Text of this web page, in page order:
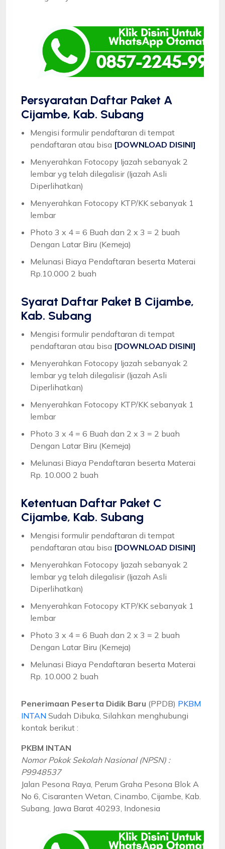
Persyaratan Daftar Paket A
Cijambe, Kab. Subang
Mengisi formulir pendaftaran di tempat
pendaftaran atau bisa [DOWNLOAD DISINI]
Menyerahkan Fotocopy Ijazah sebanyak 2
lembar yg telah dilegalisir (Ijazah Asli
Diperlihatkan)
Menyerahkan Fotocopy KTP/KK sebanyak 1
lembar
Photo 3 x 4 = 6 Buah dan 2 x 3 = 2 buah
Dengan Latar Biru (Kemeja)
Melunasi Biaya Pendaftaran beserta Materai
Rp.10.000 2 buah
Syarat Daftar Paket B Cijambe,
Kab. Subang
Mengisi formulir pendaftaran di tempat
pendaftaran atau bisa [DOWNLOAD DISINI]
Menyerahkan Fotocopy Ijazah sebanyak 2
lembar yg telah dilegalisir (Ijazah Asli
Diperlihatkan)
Menyerahkan Fotocopy KTP/KK sebanyak 1
lembar
Photo 3 x 4 = 6 Buah dan 2 x 3 = 2 buah
Dengan Latar Biru (Kemeja)
Melunasi Biaya Pendaftaran beserta Materai
Rp. 10.000 2 buah
Ketentuan Daftar Paket C
Cijambe, Kab. Subang
Mengisi formulir pendaftaran di tempat
pendaftaran atau bisa [DOWNLOAD DISINI]
Menyerahkan Fotocopy Ijazah sebanyak 2
lembar yg telah dilegalisir (Ijazah Asli
Diperlihatkan)
Menyerahkan Fotocopy KTP/KK sebanyak 1
lembar
Photo 3 x 4 = 6 Buah dan 2 x 3 = 2 buah
Dengan Latar Biru (Kemeja)
Melunasi Biaya Pendaftaran beserta Materai
Rp. 10.000 2 buah
Penerimaan Peserta Didik Baru (PPDB) PKBM
INTAN Sudah Dibuka, Silahkan menghubungi
kontak berikut :
PKBM INTAN
Nomor Pokok Sekolah Nasional (NPSN) :
P9948537
Jalan Pesona Raya, Perum Graha Pesona Blok A
No 6, Cisaranten Wetan, Cinambo, Cijambe, Kab.
Subang, Jawa Barat 40293, Indonesia